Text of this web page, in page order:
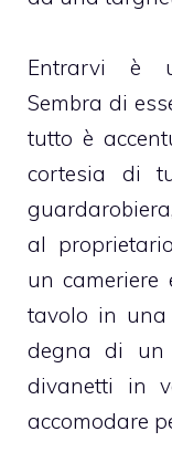
Entrarvi è
Sembra di
tutto è
cortesia di
al
un
tavolo in
degna di un
divanetti in
accomodare